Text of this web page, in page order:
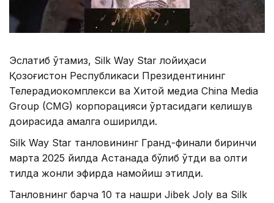
Эслатиб ўтамиз, Silk Way Star лойиҳаси
Қозоғистон Республикаси Президентининг
Телерадиокомплекси ва Хитой медиа China Media
Group (CMG) корпорацияси ўртасидаги келишув
доирасида амалга оширилди.
Silk Way Star танловининг Гранд-финали биринчи
марта 2025 йилда Астанада бўлиб ўтди ва олти
тилда жонли эфирда намойиш этилди.
Танловнинг барча 10 та нашри Jibek Joly ва Silk